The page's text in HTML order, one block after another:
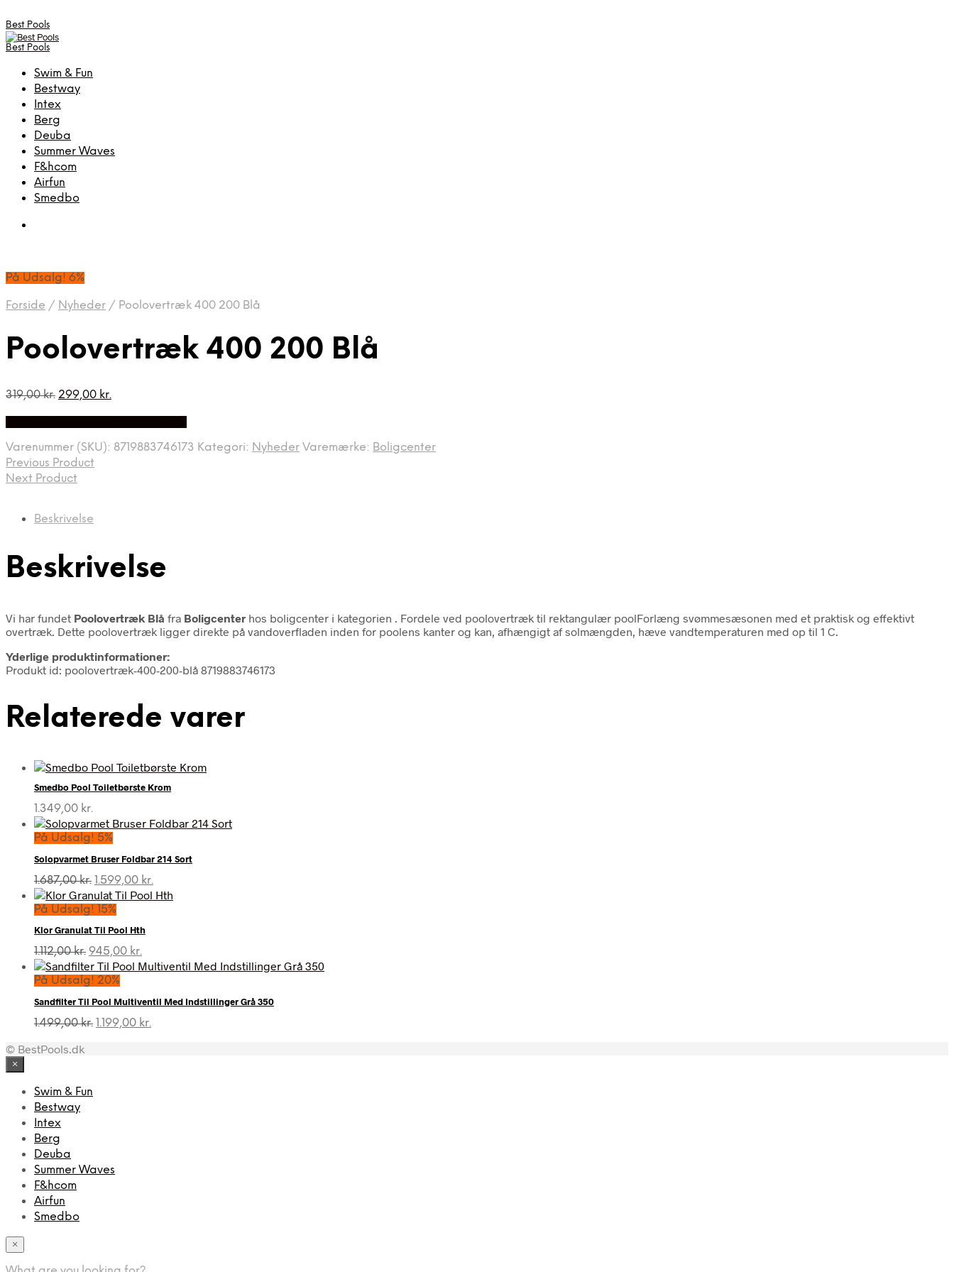
Best Pools
Best Pools
Swim & Fun
Bestway
Intex
Berg
Deuba
Summer Waves
F&hcom
Airfun
Smedbo
På Udsalg! 6%
Forside / Nyheder / Poolovertræk 400 200 Blå
Poolovertræk 400 200 Blå
319,00kr. Den
319,00 kr..
299,00 kr.
299,00 kr..
Varenummer (SKU): 8719883746173 Kategori: Nyheder Varemærke: Boligcenter
Previous Product
Next Product
Beskrivelse
Beskrivelse
Vi har fundet Poolovertræk Blå fra Boligcenter hos boligcenter i kategorien
. Fordele ved poolovertræk til rektangulær poolForlæng svømmesæsonen med et praktisk og effektivt
overtræk. Dette poolovertræk ligger direkte på vandoverfladen inden for poolens kanter og kan, afhængigt af solmængden, hæve vandtemperaturen med op til 1 C.
Yderlige produktinformationer:
Produkt id: poolovertræk-400-200-blå 8719883746173
Relaterede varer
Smedbo Pool Toiletbørste Krom
1.349,00 kr.
På Udsalg! 5%
Solopvarmet Bruser Foldbar 214 Sort
1.687,00kr. Den
oprindelige
pris
1.687,00 kr..
1.599,00 kr.
aktuelle
På Udsalg! 15%
Klor Granulat Til Pool Hth
1.112,00kr. Den
oprindelige
pris
1.112,00 kr..
945,00 kr.
aktuelle
945,00 kr..
På Udsalg! 20%
Sandfilter Til Pool Multiventil Med Indstillinger Grå 350
1.499,00kr. Den
1.199,00 kr.
© BestPools.dk
×
Swim & Fun
Bestway
Intex
Berg
Deuba
Summer Waves
F&hcom
Airfun
Smedbo
×